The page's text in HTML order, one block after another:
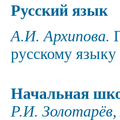
Русский язык
А.И. Архипова.
русскому
Начальная
Р.И.